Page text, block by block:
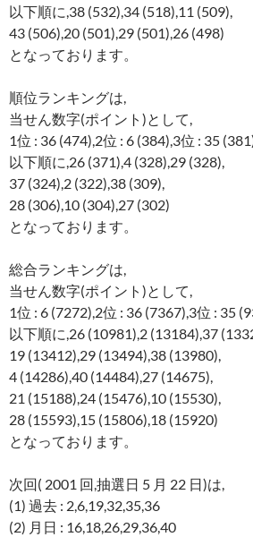
以下順に,38 (532),34 (518),11 (509),
43 (506),20 (501),29 (501),26 (498)
となっております。
順位ランキングは,
当せん数字(ポイント)として,
1位 : 36 (474),2位 : 6 (384),3位 : 35
以下順に,26 (371),4 (328),29 (328),
37 (324),2 (322),38 (309),
28 (306),10 (304),27 (302)
となっております。
総合ランキングは,
当せん数字(ポイント)として,
1位 : 6 (7272),2位 : 36 (7367),3位 : 35
以下順に,26 (10981),2 (13184),37
19 (13412),29 (13494),38 (13980),
4 (14286),40 (14484),27 (14675),
21 (15188),24 (15476),10 (15530),
28 (15593),15 (15806),18 (15920)
となっております。
次回( 2001 回,抽選日 5 月 22 日)は,
(1) 過去 : 2,6,19,32,35,36
(2) 月日 : 16,18,26,29,36,40